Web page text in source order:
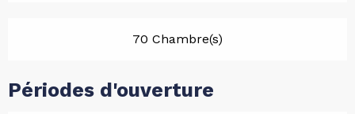
70 Chambre(s)
Périodes d'ouverture